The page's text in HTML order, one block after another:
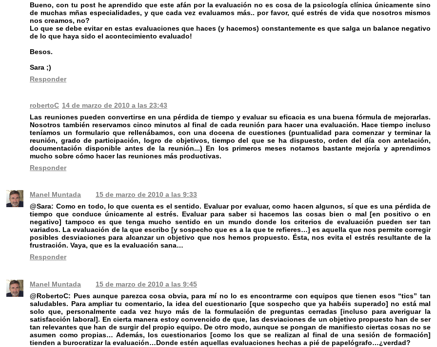
Bueno, con tu post he aprendido que este afán por la evaluación no es cosa de la psicología clínica únicamente sino
de muchas mñas especialidades, y que cada vez evaluamos más.. por favor, qué estrés de vida que nosotros mismos
nos creamos, no?
Lo que se debe evitar en estas evaluaciones que haces (y hacemos) constantemente es que salga un balance negativo
de lo que haya sido el acontecimiento evaluado!
Besos.
Sara ;)
Responder
robertoC 14 de marzo de 2010 a las 23:43
Las reuniones pueden convertirse en una pérdida de tiempo y evaluar su eficacia es una buena fórmula de mejorarlas.
Nosotros también reservamos cinco minutos al final de cada reunión para hacer una evaluación. Hace tiempo incluso
teníamos un formulario que rellenábamos, con una docena de cuestiones (puntualidad para comenzar y terminar la
reunión, grado de participación, logro de objetivos, tiempo del que se ha dispuesto, orden del día con antelación,
documentación disponible antes de la reunión...) En los primeros meses notamos bastante mejoría y aprendimos
mucho sobre cómo hacer las reuniones más productivas.
Responder
Manel Muntada
15 de marzo de 2010 a las 9:33
@Sara: Como en todo, lo que cuenta es el sentido. Evaluar por evaluar, como hacen algunos, sí que es una pérdida de
tiempo que conduce únicamente al estrés. Evaluar para saber si hacemos las cosas bien o mal [en positivo o en
negativo] tampoco es que tenga mucho sentido en un mundo donde los criterios de evaluación pueden ser tan
variados. La evaluación de la que escribo [y sospecho que es a la que te refieres…] es aquella que nos permite corregir
posibles desviaciones para alcanzar un objetivo que nos hemos propuesto. Ésta, nos evita el estrés resultante de la
frustración. Vaya, que es la evaluación sana…
Responder
Manel Muntada
15 de marzo de 2010 a las 9:45
@RobertoC: Pues aunque parezca cosa obvia, para mí no lo es encontrarme con equipos que tienen esos “tics” tan
saludables. Para ampliar tu comentario, la idea del cuestionario [que sospecho que ya habéis superado] no está mal
solo que, personalmente cada vez huyo más de la formulación de preguntas cerradas [incluso para averiguar la
satisfacción laboral]. En cierta manera estoy convencido de que, las desviaciones de un objetivo propuesto han de ser
tan relevantes que han de surgir del propio equipo. De otro modo, aunque se pongan de manifiesto ciertas cosas no se
asumen como propias… Además, los cuestionarios [como los que se realizan al final de una sesión de formación]
tienden a burocratizar la evaluación…Donde estén aquellas evaluaciones hechas a pié de papelógrafo…¿verdad?